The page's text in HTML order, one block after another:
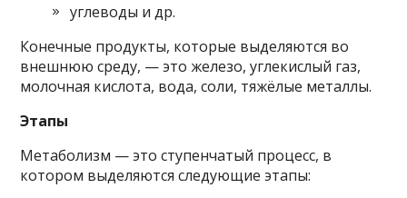
углеводы и др.
Конечные продукты, которые выделяются во
внешнюю среду, — это железо, углекислый газ,
молочная кислота, вода, соли, тяжёлые металлы.
Этапы
Метаболизм — это ступенчатый процесс, в
котором выделяются следующие этапы: